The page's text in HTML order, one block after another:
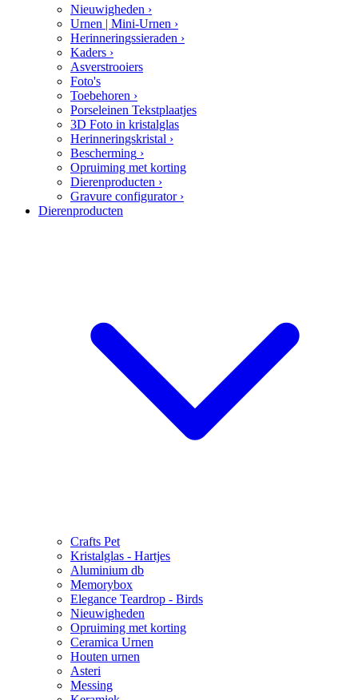
Nieuwigheden ›
Urnen | Mini-Urnen ›
Herinneringssieraden ›
Kaders ›
Asverstrooiers
Foto's
Toebehoren ›
Porseleinen Tekstplaatjes
3D Foto in kristalglas
Herinneringskristal ›
Bescherming ›
Opruiming met korting
Dierenproducten ›
Gravure configurator ›
Dierenproducten
Crafts Pet
Kristalglas - Hartjes
Aluminium db
Memorybox
Elegance Teardrop - Birds
Nieuwigheden
Opruiming met korting
Ceramica Urnen
Houten urnen
Asteri
Messing